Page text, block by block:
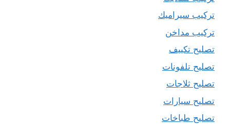
تركيب سيراميك
تركيب مداخن
تصليح تكييف
تصليح تلفونات
تصليح ثلاجات
تصليح سيارات
تصليح طباخات